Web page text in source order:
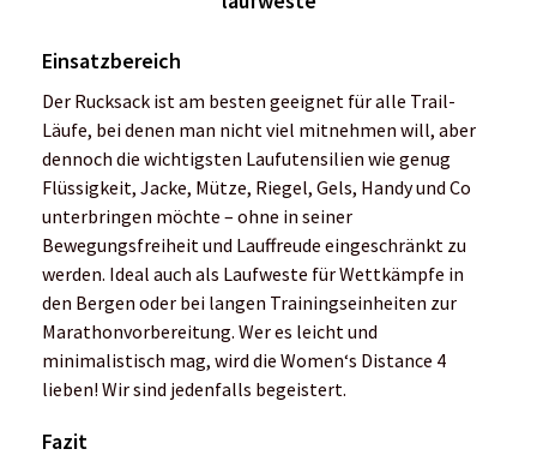
Einsatzbereich
Der Rucksack ist am besten geeignet für alle Trail-
Läufe, bei denen man nicht viel mitnehmen will, aber
dennoch die wichtigsten Laufutensilien wie genug
Flüssigkeit, Jacke, Mütze, Riegel, Gels, Handy und Co
unterbringen möchte – ohne in seiner
Bewegungsfreiheit und Lauffreude eingeschränkt zu
werden. Ideal auch als Laufweste für Wettkämpfe in
den Bergen oder bei langen Trainingseinheiten zur
Marathonvorbereitung. Wer es leicht und
minimalistisch mag, wird die Women‘s Distance 4
lieben! Wir sind jedenfalls begeistert.
Fazit